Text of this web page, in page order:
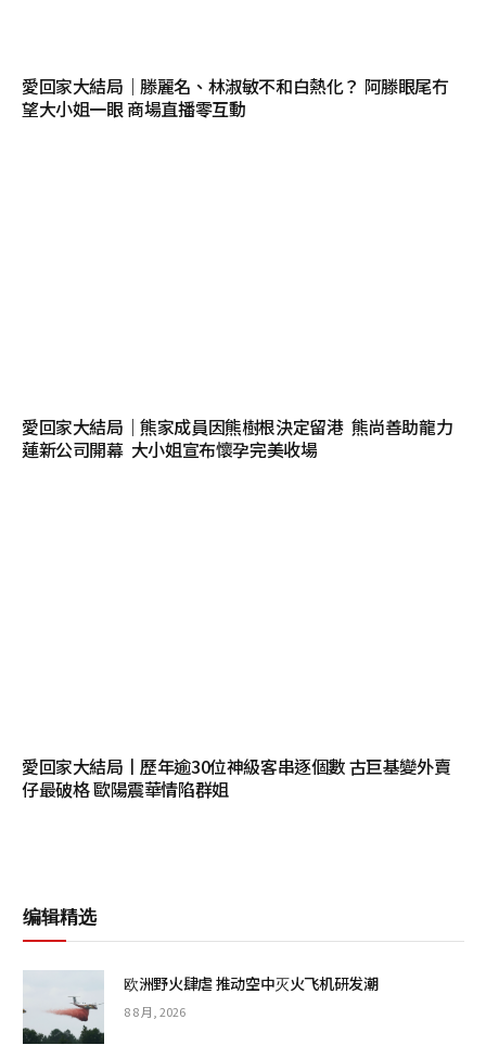
愛回家大結局｜滕麗名、林淑敏不和白熱化？ 阿滕眼尾冇
望大小姐一眼 商場直播零互動
愛回家大結局｜熊家成員因熊樹根決定留港 熊尚善助龍力
蓮新公司開幕 大小姐宣布懷孕完美收場
愛回家大結局丨歷年逾30位神級客串逐個數 古巨基變外賣
仔最破格 歐陽震華情陷群姐
编辑精选
欧洲野火肆虐 推动空中灭火飞机研发潮
8 8 月, 2026